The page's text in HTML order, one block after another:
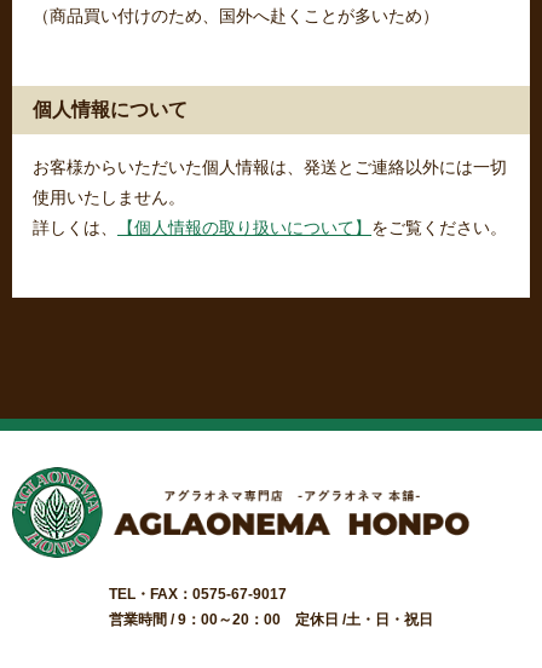
（商品買い付けのため、国外へ赴くことが多いため）
個人情報について
お客様からいただいた個人情報は、発送とご連絡以外には一切
使用いたしません。
詳しくは、
【個人情報の取り扱いについて】 をご覧ください。
TEL・FAX：0575-67-9017
営業時間 / 9：00～20：00 定休日 /土・日・祝日